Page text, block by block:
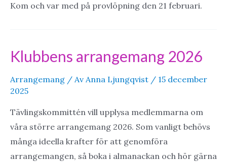
Kom och var med på provlöpning den 21 februari.
Klubbens arrangemang 2026
Arrangemang / Av Anna Ljungqvist / 15 december
2025
Tävlingskommittén vill upplysa medlemmarna om
våra större arrangemang 2026. Som vanligt behövs
många ideella krafter för att genomföra
arrangemangen, så boka i almanackan och hör gärna